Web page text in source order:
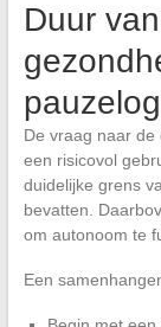
Duur
De vraag naar
een risicovol
duidelijke grens
bevatten.
om autonoom te
Een